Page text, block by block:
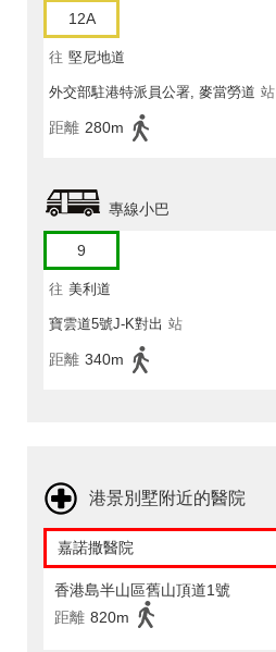
12A
往 堅尼地道
外交部駐港特派員公署, 麥當勞道 站
距離 280m
專線小巴
9
往 美利道
寶雲道5號J-K對出 站
距離 340m
港景別墅附近的醫院
嘉諾撒醫院
香港島半山區舊山頂道1號
距離 820m